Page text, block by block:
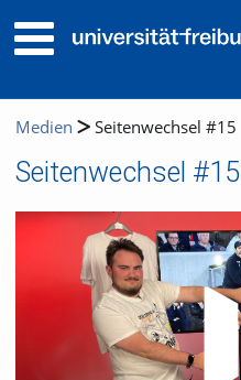
Medien Seitenwechsel #15
Seitenwechsel #15